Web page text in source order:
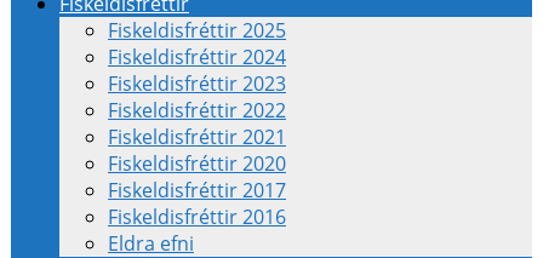
Fiskeldisfréttir 2025
Fiskeldisfréttir 2024
Fiskeldisfréttir 2023
Fiskeldisfréttir 2022
Fiskeldisfréttir 2021
Fiskeldisfréttir 2020
Fiskeldisfréttir 2017
Fiskeldisfréttir 2016
Eldra efni